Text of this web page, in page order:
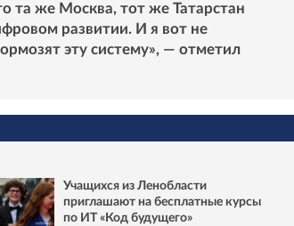
та же Москва, тот же Татарстан
развитии. И я вот не
эту систему», — отметил
Учащихся из Ленобласти
приглашают на бесплатные курсы
по ИТ «Код будущего»